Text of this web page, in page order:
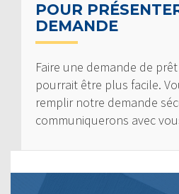
POUR
DEMANDE
Faire une demande de
pourrait être plus facile.
remplir notre demande
communiquerons avec